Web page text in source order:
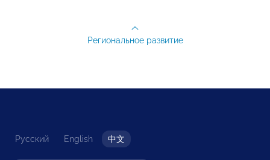
Региональное развитие
Русский English 中文